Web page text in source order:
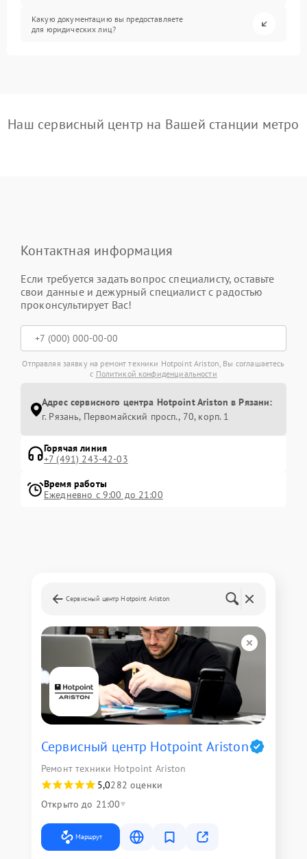
Какую документацию вы предоставляете
для юридических лиц?
Наш сервисный центр на Вашей станции метро
Контактная информация
Если требуется задать вопрос специалисту, оставьте
свои данные и дежурный специалист с радостью
проконсультирует Вас!
Отправляя заявку на ремонт техники Hotpoint Ariston, Вы соглашаетесь
с Политикой конфиденциальности
Адрес сервисного центра Hotpoint Ariston в Рязани:
г. Рязань, Первомайский просп., 70, корп. 1
Горячая линия
+7 (491) 243-42-03
Время работы
Ежедневно с 9:00 до 21:00
Сервисный центр Hotpoint Ariston
Сервисный центр Hotpoint Ariston
Ремонт техники Hotpoint Ariston
5,0282 оценки
Открыто до 21:00
Маршрут